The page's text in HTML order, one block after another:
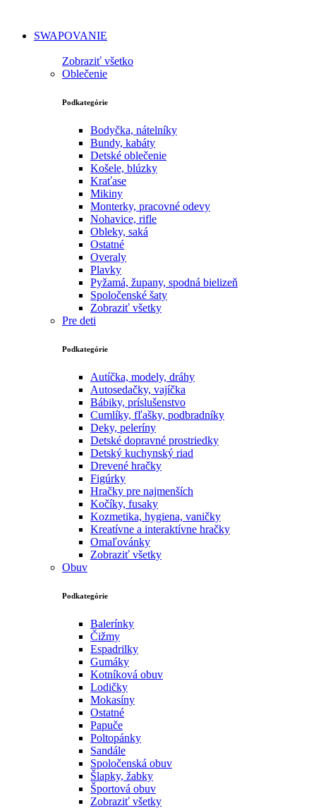
SWAPOVANIE
Zobraziť všetko
Oblečenie
Podkategórie
Bodyčka, nátelníky
Bundy, kabáty
Detské oblečenie
Košele, blúzky
Kraťase
Mikiny
Monterky, pracovné odevy
Nohavice, rifle
Obleky, saká
Ostatné
Overaly
Plavky
Pyžamá, župany, spodná bielizeň
Spoločenské šaty
Zobraziť všetky
Pre deti
Podkategórie
Autíčka, modely, dráhy
Autosedačky, vajíčka
Bábiky, príslušenstvo
Cumlíky, fľašky, podbradníky
Deky, peleríny
Detské dopravné prostriedky
Detský kuchynský riad
Drevené hračky
Figúrky
Hračky pre najmenších
Kočíky, fusaky
Kozmetika, hygiena, vaničky
Kreatívne a interaktívne hračky
Omaľovánky
Zobraziť všetky
Obuv
Podkategórie
Balerínky
Čižmy
Espadrilky
Gumáky
Kotníková obuv
Lodičky
Mokasíny
Ostatné
Papuče
Poltopánky
Sandále
Spoločenská obuv
Šlapky, žabky
Športová obuv
Zobraziť všetky